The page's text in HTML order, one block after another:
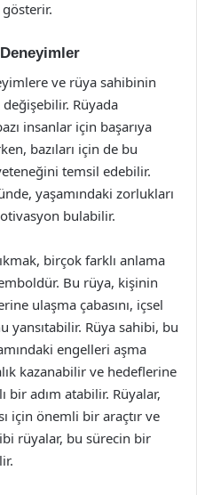
gösterir.
ve rüya sahibinin
Rüyada
insanlar için başarıya
bazıları için de bu
temsil edebilir.
yaşamındaki zorlukları
bulabilir.
birçok farklı anlama
Bu rüya, kişinin
ulaşma çabasını, içsel
yansıtabilir. Rüya sahibi, bu
engelleri aşma
kazanabilir ve hedeflerine
bir adım atabilir. Rüyalar,
için önemli bir araçtır ve
rüyalar, bu sürecin bir